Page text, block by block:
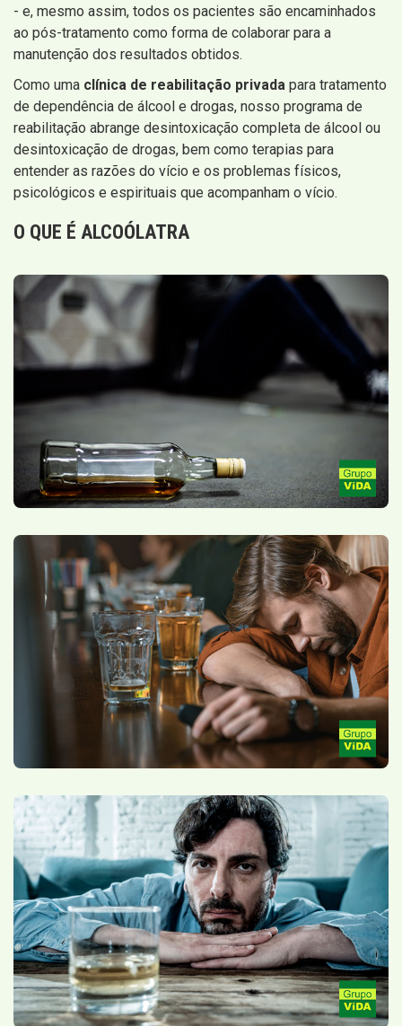
- e, mesmo assim, todos os pacientes são encaminhados
ao pós-tratamento como forma de colaborar para a
manutenção dos resultados obtidos.
Como uma clínica de reabilitação privada para tratamento
de dependência de álcool e drogas, nosso programa de
reabilitação abrange desintoxicação completa de álcool ou
desintoxicação de drogas, bem como terapias para
entender as razões do vício e os problemas físicos,
psicológicos e espirituais que acompanham o vício.
O QUE É ALCOÓLATRA